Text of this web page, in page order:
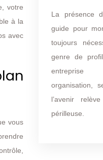
votre
à la
avec
vous
La présence
guide pour
toujours
genre de
organisation,
l’avenir
périlleuse.